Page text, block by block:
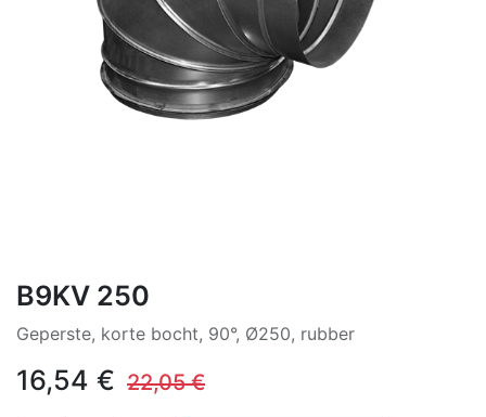
B9KV 250
Geperste, korte bocht, 90°, Ø250, rubber
16,54 € 22,05€